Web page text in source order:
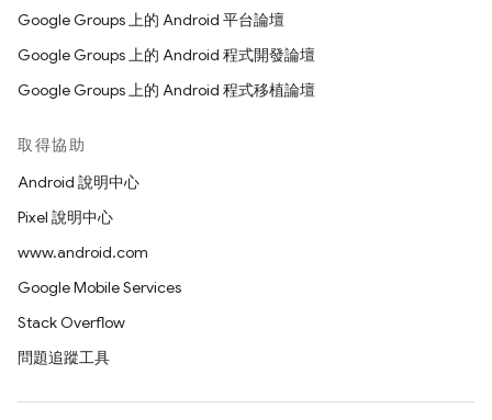
Google Groups 上的 Android 平台論壇
Google Groups 上的 Android 程式開發論壇
Google Groups 上的 Android 程式移植論壇
取得協助
Android 說明中心
Pixel 說明中心
www.android.com
Google Mobile Services
Stack Overflow
問題追蹤工具